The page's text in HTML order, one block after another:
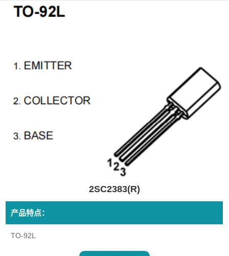
2SC2383(R)
产品特点：
TO-92L